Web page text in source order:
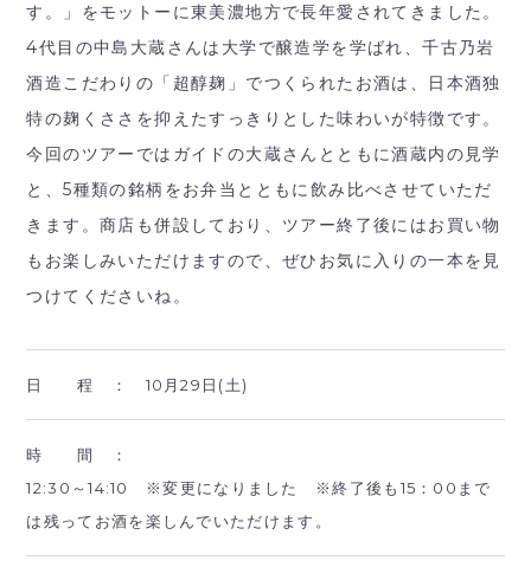
す。」をモットーに東美濃地方で長年愛されてきました。
4代目の中島大蔵さんは大学で醸造学を学ばれ、千古乃岩
酒造こだわりの「超醇麹」でつくられたお酒は、日本酒独
特の麹くささを抑えたすっきりとした味わいが特徴です。
今回のツアーではガイドの大蔵さんとともに酒蔵内の見学
と、5種類の銘柄をお弁当とともに飲み比べさせていただ
きます。商店も併設しており、ツアー終了後にはお買い物
もお楽しみいただけますので、ぜひお気に入りの一本を見
つけてくださいね。
日 程 ： 10月29日(土)
時 間 ：
12:30～14:10 ※変更になりました ※終了後も15：00まで
は残ってお酒を楽しんでいただけます。